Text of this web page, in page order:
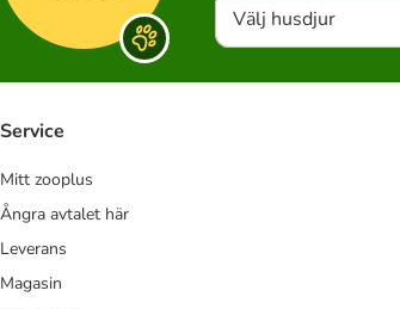
Välj husdjur
Service
Mitt zooplus
Ångra avtalet här
Leverans
Magasin